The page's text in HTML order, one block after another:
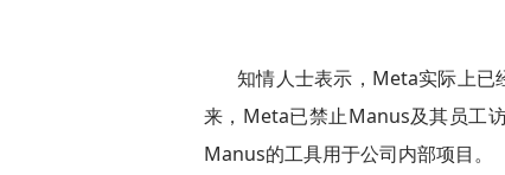
知情人士表示，Meta实际上已
来，Meta已禁止Manus及其员工
Manus的工具用于公司内部项目。